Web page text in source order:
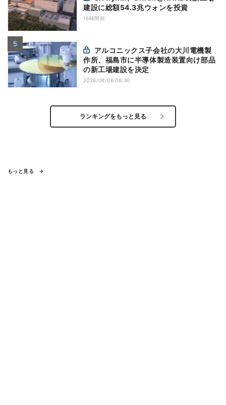
建設に総額54.3兆ウォンを投資
16時間前
作所、福島市に半導体製造装置向け部品
の新工場建設を決定
2026/08/06 06:30
ランキングをもっと見る
もっと見る